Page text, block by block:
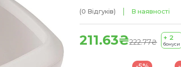
(0 Відгуків) В наявності
211.63₴222.77₴
+ 2
бонуси